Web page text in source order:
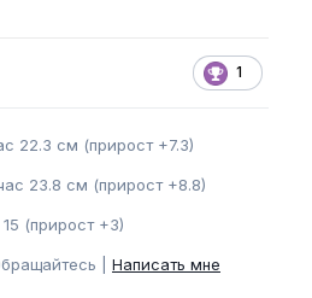
1
22.3 см (прирост +7.3)
23.8 см (прирост +8.8)
(прирост +3)
| Написать мне